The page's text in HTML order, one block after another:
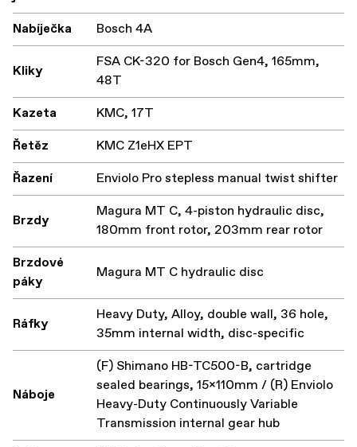
Nabíječka
Bosch 4A
Kliky
FSA CK-320 for Bosch Gen4, 165mm,
48T
Kazeta
KMC, 17T
Řetěz
KMC Z1eHX EPT
Řazení
Enviolo Pro stepless manual twist shifter
Brzdy
Magura MT C, 4-piston hydraulic disc,
180mm front rotor, 203mm rear rotor
Brzdové
páky
Magura MT C hydraulic disc
Ráfky
Heavy Duty, Alloy, double wall, 36 hole,
35mm internal width, disc-specific
Náboje
(F) Shimano HB-TC500-B, cartridge
sealed bearings, 15x110mm / (R) Enviolo
Heavy-Duty Continuously Variable
Transmission internal gear hub